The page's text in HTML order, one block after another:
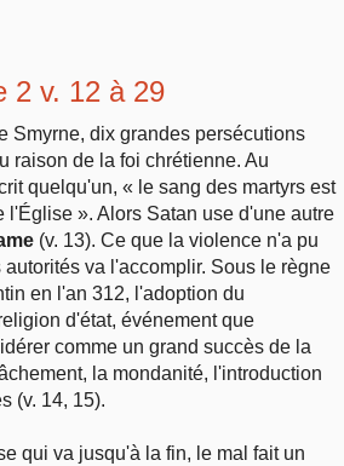
2 v. 12 à 29
Smyrne, dix grandes persécutions
raison de la foi chrétienne. Au
quelqu'un, « le sang des martyrs est
l'Église ». Alors Satan use d'une autre
(v. 13). Ce que la violence n'a pu
va l'accomplir. Sous le règne
en l'an 312, l'adoption du
d'état, événement que
comme un grand succès de la
la mondanité, l'introduction
(v. 14, 15).
qui va jusqu'à la fin, le mal fait un